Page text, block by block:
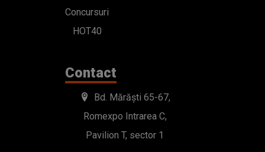
Concursuri
HOT40
Contact
Bd. Mărăști 65-67,
Romexpo Intrarea C,
Pavilion T, sector 1